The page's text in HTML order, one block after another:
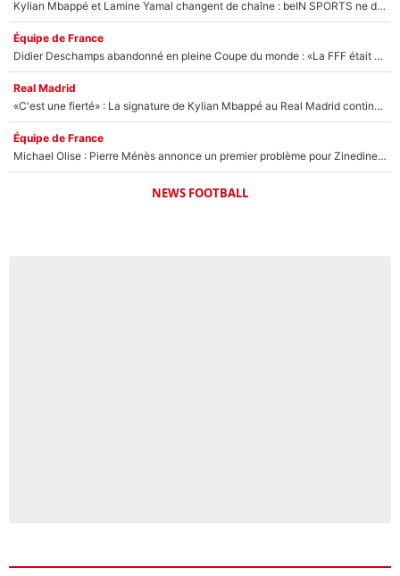
Kylian Mbappé et Lamine Yamal changent de chaîne : beIN SPORTS ne digère pas cette décision historique et prédit un fiasco pour la Liga
Équipe de France
Didier Deschamps abandonné en pleine Coupe du monde : «La FFF était déjà passée à Zinedine Zidane»
Real Madrid
«C'est une fierté» : La signature de Kylian Mbappé au Real Madrid continue de régaler l'Espagne
Équipe de France
Michael Olise : Pierre Ménès annonce un premier problème pour Zinedine Zidane en équipe de France
NEWS FOOTBALL